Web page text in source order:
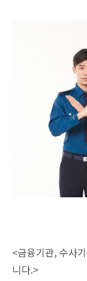
<금융기관, 수사
니다.>